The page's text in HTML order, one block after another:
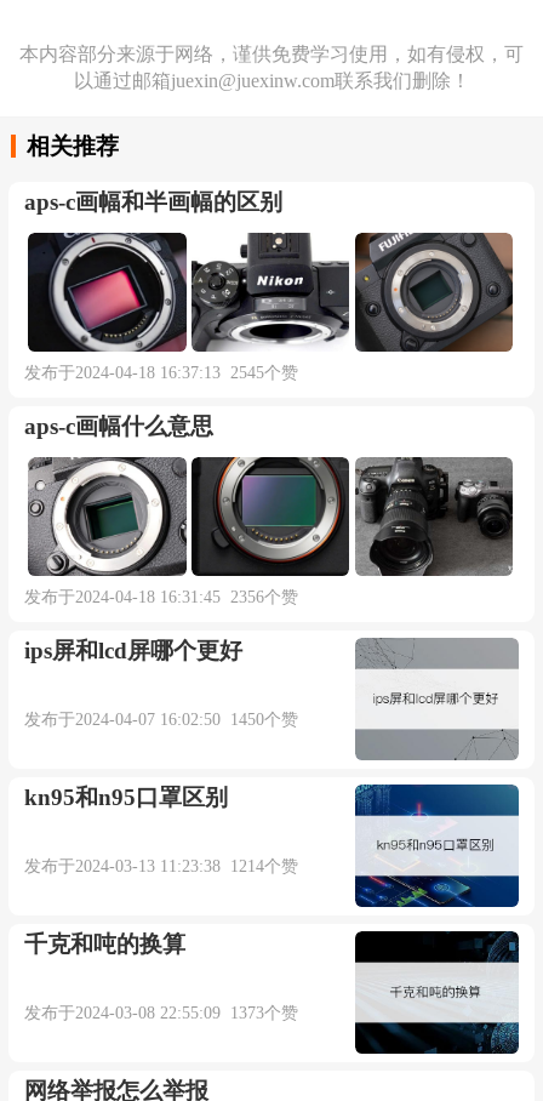
本内容部分来源于网络，谨供免费学习使用，如有侵权，可
以通过邮箱juexin@juexinw.com联系我们删除！
相关推荐
aps-c画幅和半画幅的区别
发布于2024-04-18 16:37:13 2545个赞
aps-c画幅什么意思
发布于2024-04-18 16:31:45 2356个赞
ips屏和lcd屏哪个更好
发布于2024-04-07 16:02:50 1450个赞
kn95和n95口罩区别
发布于2024-03-13 11:23:38 1214个赞
千克和吨的换算
发布于2024-03-08 22:55:09 1373个赞
网络举报怎么举报